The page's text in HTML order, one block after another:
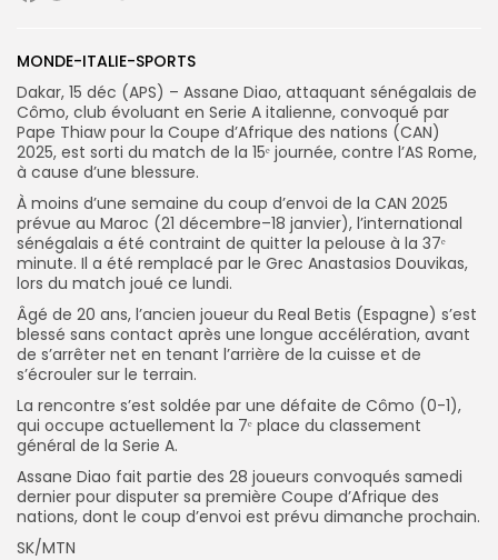
for:
FR
MONDE-ITALIE-SPORTS
Dakar, 15 déc (APS) – Assane Diao, attaquant sénégalais de
Cômo, club évoluant en Serie A italienne, convoqué par
Pape Thiaw pour la Coupe d’Afrique des nations (CAN)
2025, est sorti du match de la 15ᵉ journée, contre l’AS Rome,
à cause d’une blessure.
À moins d’une semaine du coup d’envoi de la CAN 2025
prévue au Maroc (21 décembre–18 janvier), l’international
sénégalais a été contraint de quitter la pelouse à la 37ᵉ
minute. Il a été remplacé par le Grec Anastasios Douvikas,
lors du match joué ce lundi.
Âgé de 20 ans, l’ancien joueur du Real Betis (Espagne) s’est
blessé sans contact après une longue accélération, avant
de s’arrêter net en tenant l’arrière de la cuisse et de
s’écrouler sur le terrain.
La rencontre s’est soldée par une défaite de Cômo (0-1),
qui occupe actuellement la 7ᵉ place du classement
général de la Serie A.
Assane Diao fait partie des 28 joueurs convoqués samedi
dernier pour disputer sa première Coupe d’Afrique des
nations, dont le coup d’envoi est prévu dimanche prochain.
SK/MTN